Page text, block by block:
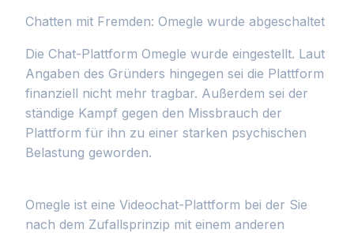
Chatten mit Fremden: Omegle wurde abgeschaltet
Die Chat-Plattform Omegle wurde eingestellt. Laut
Angaben des Gründers hingegen sei die Plattform
finanziell nicht mehr tragbar. Außerdem sei der
ständige Kampf gegen den Missbrauch der
Plattform für ihn zu einer starken psychischen
Belastung geworden.
Omegle ist eine Videochat-Plattform bei der Sie
nach dem Zufallsprinzip mit einem anderen